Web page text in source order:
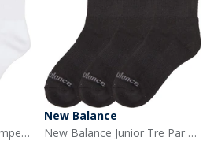
New Balance Junior Strømper med Polstring 3-pak Hvid
New Balance
New Balance Junior Tre Par Polstrede Crew Sokker Sort